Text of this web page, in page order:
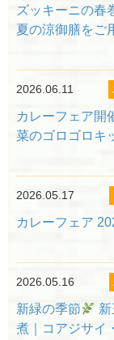
ズッキーニの春
夏の涼御膳をご
2026.06.11
カレーフェア開
菜のゴロゴロキ
2026.05.17
カレーフェア
2026.05.16
新緑の季節
煮｜コアジサイ